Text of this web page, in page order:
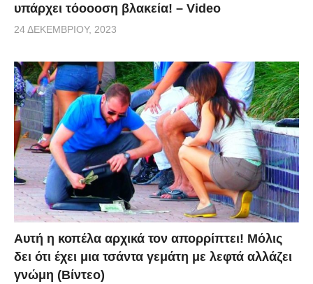
υπάρχει τόοοοση βλακεία! – Video
24 ΔΕΚΕΜΒΡΊΟΥ, 2023
Αυτή η κοπέλα αρχικά τον απορρίπτει! Μόλις
δει ότι έχει μια τσάντα γεμάτη με λεφτά αλλάζει
γνώμη (Βίντεο)